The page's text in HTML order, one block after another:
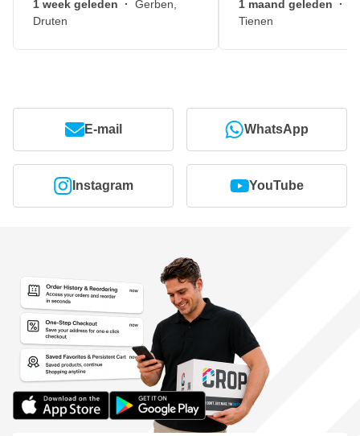
1 week geleden · Gerben,
Druten
1 maand geleden ·
Tienen
E-mail WhatsApp
Instagram YouTube